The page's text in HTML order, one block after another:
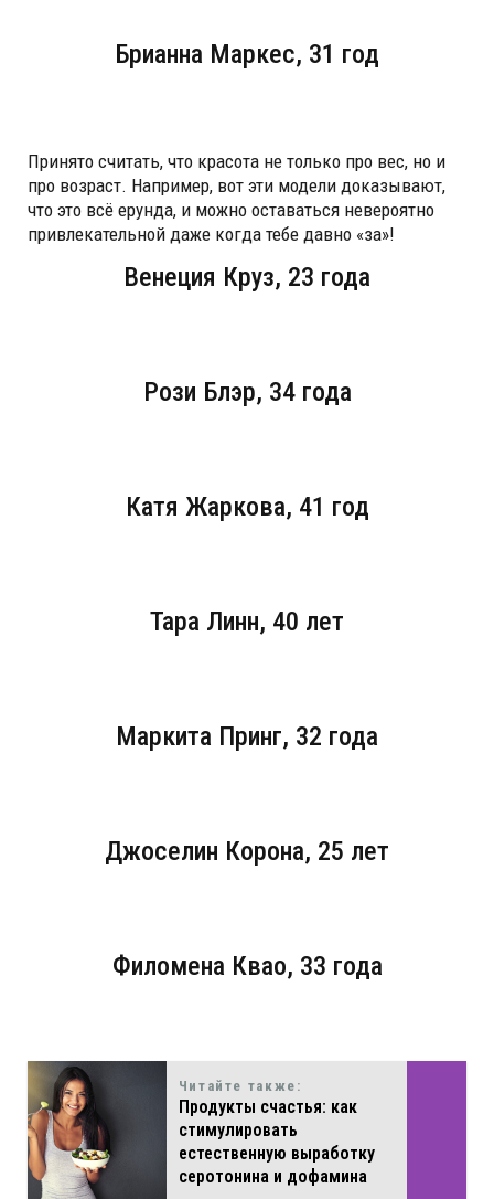
Брианна Маркес, 31 год
Принято считать, что красота не только про вес, но и
про возраст. Например, вот эти модели доказывают,
что это всё ерунда, и можно оставаться невероятно
привлекательной даже когда тебе давно «за»!
Венеция Круз, 23 года
Рози Блэр, 34 года
Катя Жаркова, 41 год
Тара Линн, 40 лет
Маркита Принг, 32 года
Джоселин Корона, 25 лет
Филомена Квао, 33 года
Читайте также:
Продукты счастья: как
стимулировать
естественную выработку
серотонина и дофамина